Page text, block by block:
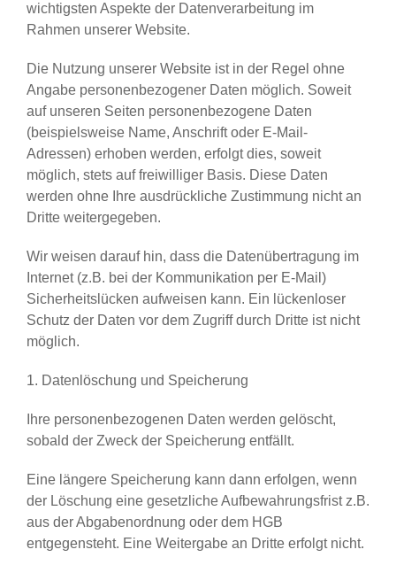
wichtigsten Aspekte der Datenverarbeitung im
Rahmen unserer Website.
Die Nutzung unserer Website ist in der Regel ohne
Angabe personenbezogener Daten möglich. Soweit
auf unseren Seiten personenbezogene Daten
(beispielsweise Name, Anschrift oder E-Mail-
Adressen) erhoben werden, erfolgt dies, soweit
möglich, stets auf freiwilliger Basis. Diese Daten
werden ohne Ihre ausdrückliche Zustimmung nicht an
Dritte weitergegeben.
Wir weisen darauf hin, dass die Datenübertragung im
Internet (z.B. bei der Kommunikation per E-Mail)
Sicherheitslücken aufweisen kann. Ein lückenloser
Schutz der Daten vor dem Zugriff durch Dritte ist nicht
möglich.
1. Datenlöschung und Speicherung
Ihre personenbezogenen Daten werden gelöscht,
sobald der Zweck der Speicherung entfällt.
Eine längere Speicherung kann dann erfolgen, wenn
der Löschung eine gesetzliche Aufbewahrungsfrist z.B.
aus der Abgabenordnung oder dem HGB
entgegensteht. Eine Weitergabe an Dritte erfolgt nicht.